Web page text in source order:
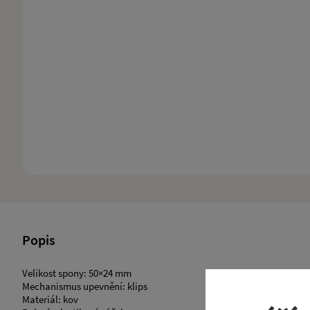
Popis
Velikost spony: 50×24 mm
Mechanismus upevnění: klips
​Materiál: kov